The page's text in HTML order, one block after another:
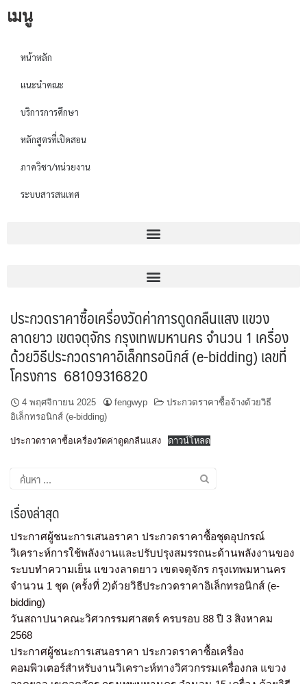
เมนู
หน้าหลัก
แนะนำคณะ
บริการการศึกษา
หลักสูตรที่เปิดสอน
ภาควิชา/หน่วยงาน
ระบบสารสนเทศ
ประกวดราคาซื้อเครื่องวัดค่าการดูดกลืนแสง แขวง
ลาดยาว เขตจตุจักร กรุงเทพมหานคร จำนวน 1 เครื่อง
ด้วยวิธีประกวดราคาอิเล็กทรอนิกส์ (e-bidding) เลขที่
โครงการ 68109316820
4 พฤศจิกายน 2025 fengwyp
ประกวดราคาซื้อจ้างด้วยวิธี
อิเล็กทรอนิกส์ (e-bidding)
ประกวดราคาซื้อเครื่องวัดค่าดูดกลืนแสง ดาวน์โหลด
เรื่องล่าสุด
ประกาศผู้ชนะการเสนอราคา ประกวดราคาซื้อชุดอุปกรณ์
วิเคราะห์การใช้พลังงานและปรับปรุงสมรรถนะด้านพลังงานของ
ระบบทำความเย็น แขวงลาดยาว เขตจตุจักร กรุงเทพมหานคร
จำนวน 1 ชุด (ครั้งที่ 2)ด้วยวิธีประกวดราคาอิเล็กทรอนิกส์ (e-
bidding)
วันสถาปนาคณะวิศวกรรมศาสตร์ ครบรอบ 88 ปี 3 สิงหาคม
2568
ประกาศผู้ชนะการเสนอราคา ประกวดราคาซื้อเครื่อง
คอมพิวเตอร์สำหรับงานวิเคราะห์ทางวิศวกรรมเครื่องกล แขวง